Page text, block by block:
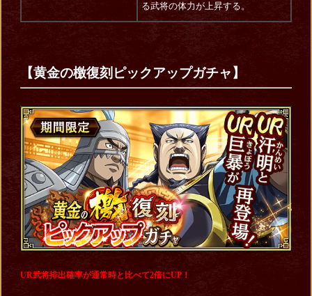
る武将の体力が上昇する。
【黄金の檄復刻ピックアップガチャ】
UR武将排出確率が通常時と比べて2倍にUP！